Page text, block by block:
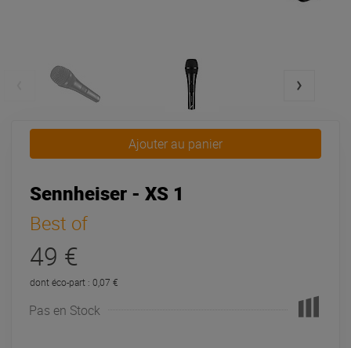
Ajouter au panier
Sennheiser - XS 1
Best of
49 €
dont éco-part : 0,07 €
Pas en Stock